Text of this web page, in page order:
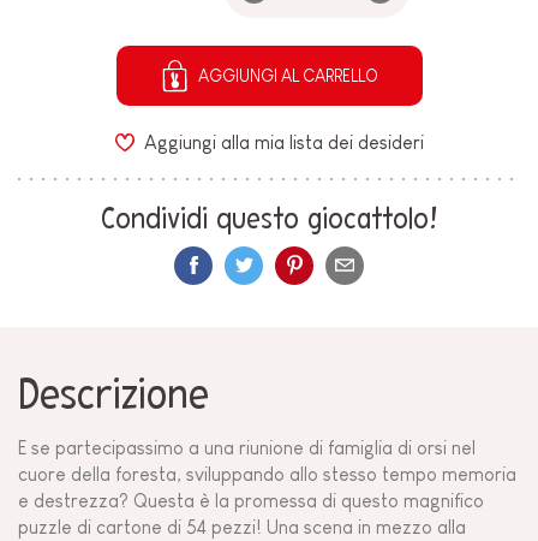
AGGIUNGI AL CARRELLO
Aggiungi alla mia lista dei desideri
Condividi questo giocattolo!
Descrizione
E se partecipassimo a una riunione di famiglia di orsi nel
cuore della foresta, sviluppando allo stesso tempo memoria
e destrezza? Questa è la promessa di questo magnifico
puzzle di cartone di 54 pezzi! Una scena in mezzo alla